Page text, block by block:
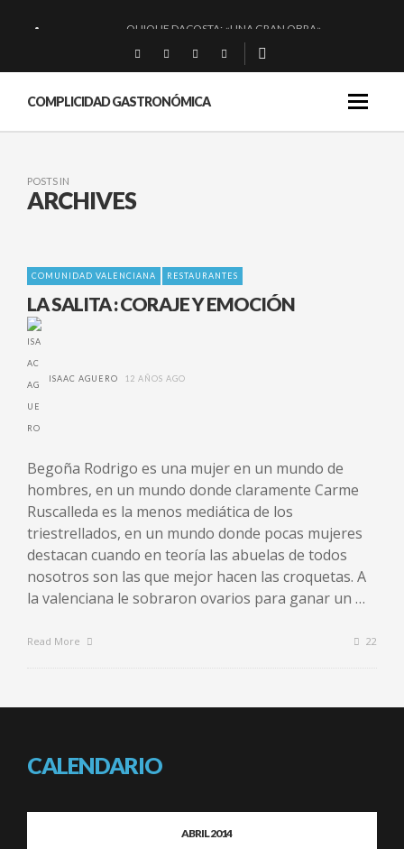
QUIQUE DACOSTA: «UNA GRAN OBRA»
EL BARUCO DE ANERO: MUCHO MÁS QUE UN BAR.
MONTIA: ESENCIAL Y BRILLANTE.
COMPLICIDAD GASTRONÓMICA
POSTS IN
ARCHIVES
COMUNIDAD VALENCIANA RESTAURANTES
LA SALITA : CORAJE Y EMOCIÓN
ISAAC AGUERO 12 AÑOS AGO
Begoña Rodrigo es una mujer en un mundo de
hombres, en un mundo donde claramente Carme
Ruscalleda es la menos mediática de los
triestrellados, en un mundo donde pocas mujeres
destacan cuando en teoría las abuelas de todos
nosotros son las que mejor hacen las croquetas. A
la valenciana le sobraron ovarios para ganar un …
Read More 22
CALENDARIO
ABRIL 2014